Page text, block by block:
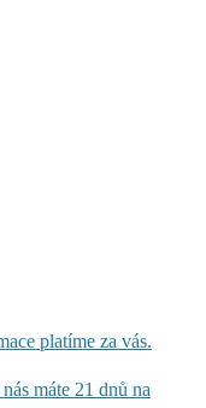
platíme za vás.
máte 21 dnů na